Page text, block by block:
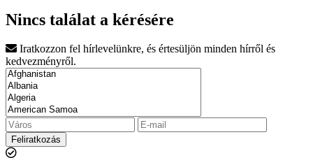
Nincs találat a kérésére
Iratkozzon fel hírlevelünkre, és értesüljön minden hírről és
kedvezményről.
Feliratkozás